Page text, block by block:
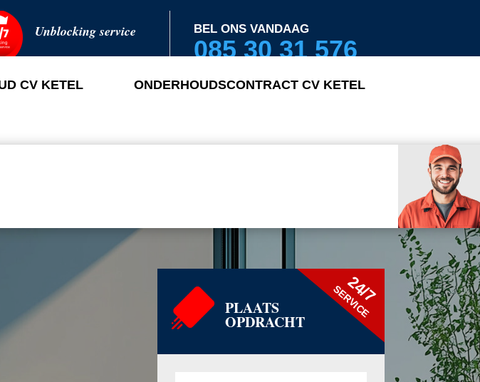
Unblocking service BEL ONS VANDAAG
085 30 31 576
CV KETEL ONDERHOUDSCONTRACT CV KETEL
PLAATS
OPDRACHT
24/7
SERVICE